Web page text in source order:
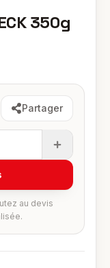
350g
Partager
au devis